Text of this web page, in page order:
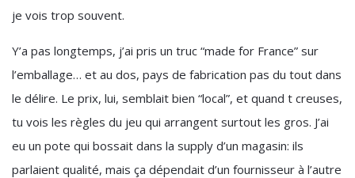
je vois trop souvent.
Y’a pas longtemps, j’ai pris un truc “made for France” sur
l’emballage… et au dos, pays de fabrication pas du tout dans
le délire. Le prix, lui, semblait bien “local”, et quand t creuses,
tu vois les règles du jeu qui arrangent surtout les gros. J’ai
eu un pote qui bossait dans la supply d’un magasin: ils
parlaient qualité, mais ça dépendait d’un fournisseur à l’autre